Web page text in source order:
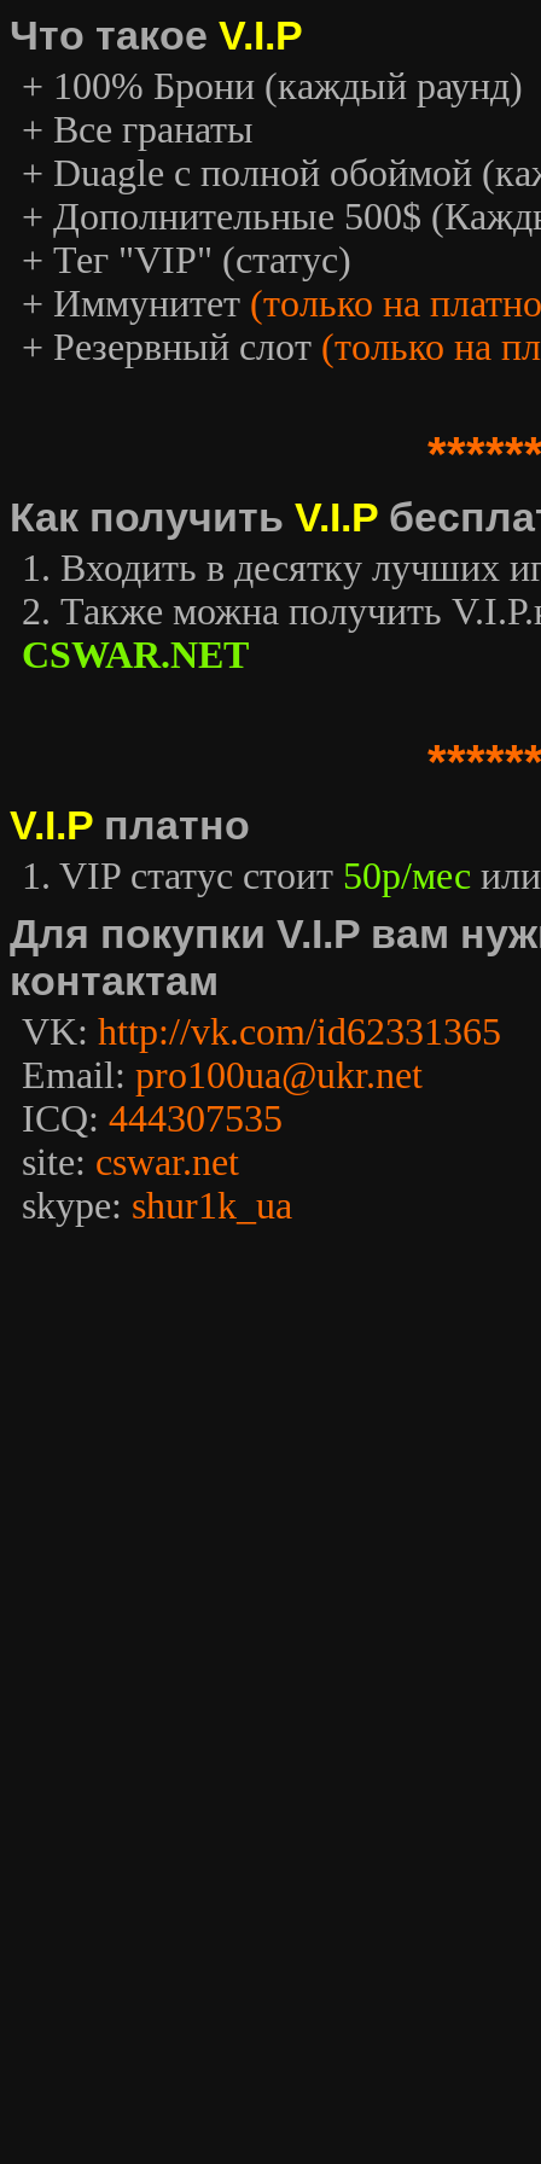
Что такое V.I.P
+ 100% Брони (каждый раунд)
+ Все гранаты
+ Duagle с полной обоймой
+ Дополнительные 500$
+ Тег "VIP" (статус)
+ Иммунитет (только на
+ Резервный слот (только на
Как получить V.I.P
1. Входить в десятку лучших
2. Также можна получить
CSWAR.NET
V.I.P платно
1. VIP статус стоит 50р/мес
Для покупки V.I.P вам
контактам
VK: http://vk.com/id62331365
Email: pro100ua@ukr.net
ICQ: 444307535
site: cswar.net
skype: shur1k_ua